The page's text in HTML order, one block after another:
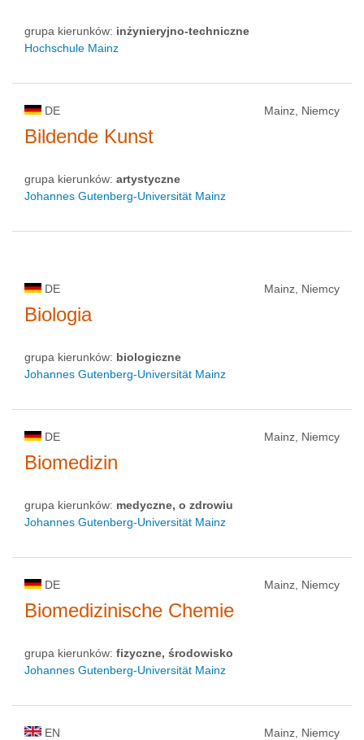
grupa kierunków: inżynieryjno-techniczne
Hochschule Mainz
DE Mainz, Niemcy
Bildende Kunst
grupa kierunków: artystyczne
Johannes Gutenberg-Universität Mainz
DE Mainz, Niemcy
Biologia
grupa kierunków: biologiczne
Johannes Gutenberg-Universität Mainz
DE Mainz, Niemcy
Biomedizin
grupa kierunków: medyczne, o zdrowiu
Johannes Gutenberg-Universität Mainz
DE Mainz, Niemcy
Biomedizinische Chemie
grupa kierunków: fizyczne, środowisko
Johannes Gutenberg-Universität Mainz
EN Mainz, Niemcy